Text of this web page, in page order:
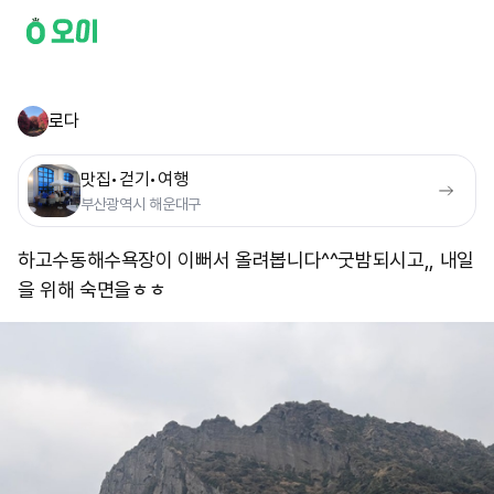
로다
맛집•걷기•여행
부산광역시 해운대구
하고수동해수욕장이 이뻐서 올려봅니다^^ ​굿밤되시고,, 내일
을 위해 숙면을ㅎㅎ